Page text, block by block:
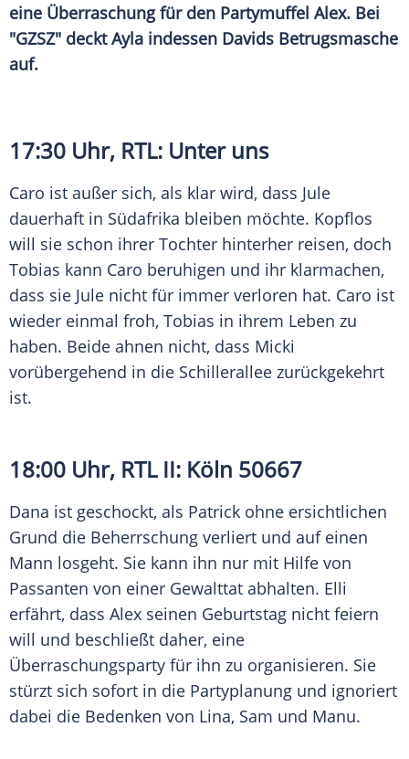
eine Überraschung für den Partymuffel Alex. Bei
"GZSZ" deckt Ayla indessen Davids Betrugsmasche
auf.
17:30 Uhr, RTL: Unter uns
Caro ist außer sich, als klar wird, dass Jule
dauerhaft in Südafrika bleiben möchte. Kopflos
will sie schon ihrer Tochter hinterher reisen, doch
Tobias kann Caro beruhigen und ihr klarmachen,
dass sie Jule nicht für immer verloren hat. Caro ist
wieder einmal froh, Tobias in ihrem Leben zu
haben. Beide ahnen nicht, dass Micki
vorübergehend in die Schillerallee zurückgekehrt
ist.
18:00 Uhr, RTL II: Köln 50667
Dana ist geschockt, als Patrick ohne ersichtlichen
Grund die Beherrschung verliert und auf einen
Mann losgeht. Sie kann ihn nur mit Hilfe von
Passanten von einer Gewalttat abhalten. Elli
erfährt, dass Alex seinen Geburtstag nicht feiern
will und beschließt daher, eine
Überraschungsparty für ihn zu organisieren. Sie
stürzt sich sofort in die Partyplanung und ignoriert
dabei die Bedenken von Lina, Sam und Manu.